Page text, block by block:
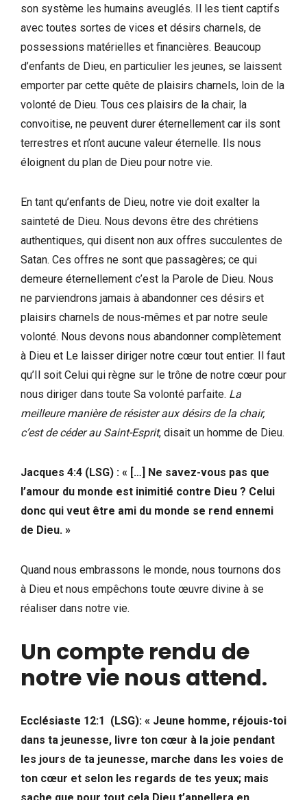
son système les humains aveuglés. Il les tient captifs
avec toutes sortes de vices et désirs charnels, de
possessions matérielles et financières. Beaucoup
d’enfants de Dieu, en particulier les jeunes, se laissent
emporter par cette quête de plaisirs charnels, loin de la
volonté de Dieu. Tous ces plaisirs de la chair, la
convoitise, ne peuvent durer éternellement car ils sont
terrestres et n’ont aucune valeur éternelle. Ils nous
éloignent du plan de Dieu pour notre vie.
En tant qu’enfants de Dieu, notre vie doit exalter la
sainteté de Dieu. Nous devons être des chrétiens
authentiques, qui disent non aux offres succulentes de
Satan. Ces offres ne sont que passagères; ce qui
demeure éternellement c’est la Parole de Dieu. Nous
ne parviendrons jamais à abandonner ces désirs et
plaisirs charnels de nous-mêmes et par notre seule
volonté. Nous devons nous abandonner complètement
à Dieu et Le laisser diriger notre cœur tout entier. Il faut
qu’Il soit Celui qui règne sur le trône de notre cœur pour
nous diriger dans toute Sa volonté parfaite. La
meilleure manière de résister aux désirs de la chair,
c’est de céder au Saint-Esprit, disait un homme de Dieu.
Jacques 4:4 (LSG) : « […] Ne savez-vous pas que
l’amour du monde est inimitié contre Dieu ? Celui
donc qui veut être ami du monde se rend ennemi
de Dieu. »
Quand nous embrassons le monde, nous tournons dos
à Dieu et nous empêchons toute œuvre divine à se
réaliser dans notre vie.
Un compte rendu de
notre vie nous attend.
Ecclésiaste 12:1 (LSG): « Jeune homme, réjouis-toi
dans ta jeunesse, livre ton cœur à la joie pendant
les jours de ta jeunesse, marche dans les voies de
ton cœur et selon les regards de tes yeux; mais
sache que pour tout cela Dieu t’appellera en